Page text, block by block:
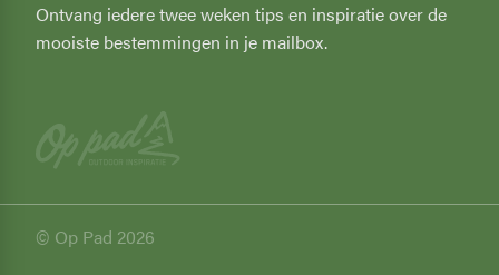
Ontvang iedere twee weken tips en inspiratie over de
mooiste bestemmingen in je mailbox.
© Op Pad 2026